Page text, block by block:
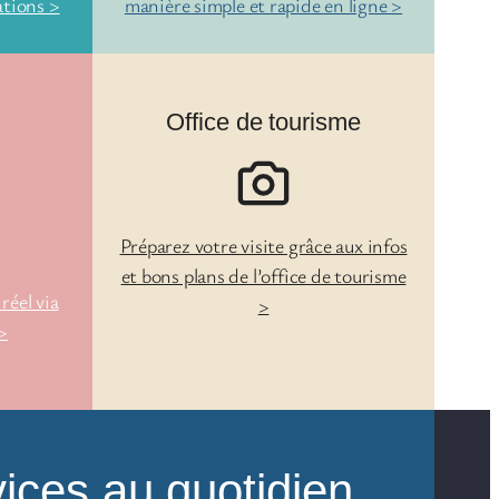
via
Office de tourisme
Préparez votre visite grâce aux infos
et bons plans de l’office de tourisme
>